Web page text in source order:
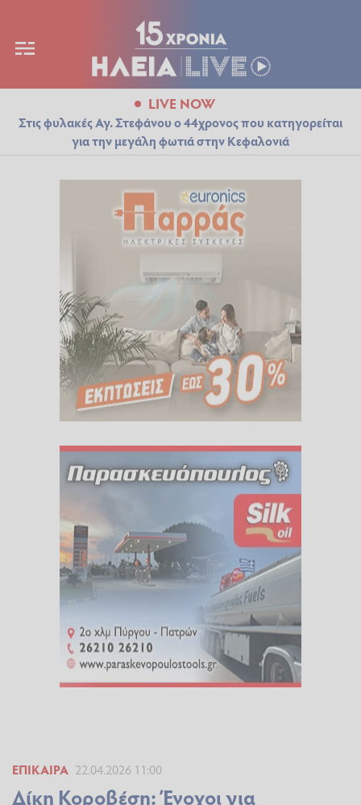
LIVE NOW
Στις φυλακές Αγ. Στεφάνου ο 44χρονος που κατηγορείται
για την μεγάλη φωτιά στην Κεφαλονιά
ΕΠΊΚΑΙΡΑ 22.04.2026 11:00
Δίκη Κοροβέση: Ένοχοι για